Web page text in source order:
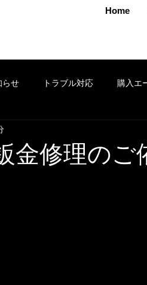
Home
らせ トラブル対応 購入エ
鈑金
金修理のご